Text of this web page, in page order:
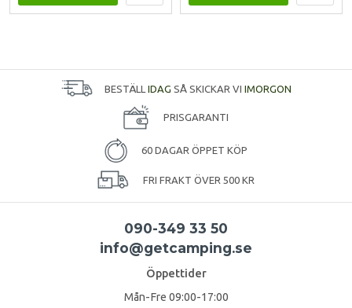
BESTÄLL IDAG SÅ SKICKAR VI IMORGON
PRISGARANTI
60 DAGAR ÖPPET KÖP
FRI FRAKT ÖVER 500 KR
090-349 33 50
info@getcamping.se
Öppettider
Mån-Fre 09:00-17:00